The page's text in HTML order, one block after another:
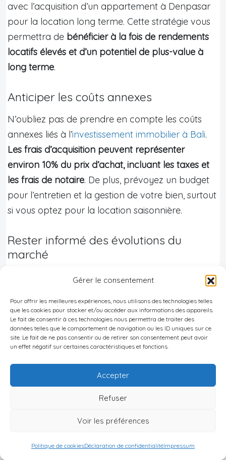
Gérer le consentement
Pour offrir les meilleures expériences, nous utilisons des technologies telles
que les cookies pour stocker et/ou accéder aux informations des appareils.
Le fait de consentir à ces technologies nous permettra de traiter des
données telles que le comportement de navigation ou les ID uniques sur ce
site. Le fait de ne pas consentir ou de retirer son consentement peut avoir
un effet négatif sur certaines caractéristiques et fonctions.
Accepter
Refuser
Voir les préférences
Politique de cookiesDéclaration de confidentialitéImpressum
avec l’acquisition d’un appartement à Denpasar
pour la location long terme. Cette stratégie vous
permettra de bénéficier à la fois de rendements
locatifs élevés et d’un potentiel de plus-value à
long terme.
Anticiper les coûts annexes
N’oubliez pas de prendre en compte les coûts
annexes liés à l’investissement immobilier à Bali.
Les frais d’acquisition peuvent représenter
environ 10% du prix d’achat, incluant les taxes et
les frais de notaire. De plus, prévoyez un budget
pour l’entretien et la gestion de votre bien, surtout
si vous optez pour la location saisonnière.
Rester informé des évolutions du
marché
marché immobilier balinaisévolue rapidement.
projets de développement et des changements
réglementaires qui pourraient affecter votre
investissement.Suivez les publications spécialisées
et n’hésitez pas à consulter des experts locaux
pour bénéficier des meilleures opportunités.
Investir judicieusement à Bali nécessite une
des spécificités juridiques et des tendances